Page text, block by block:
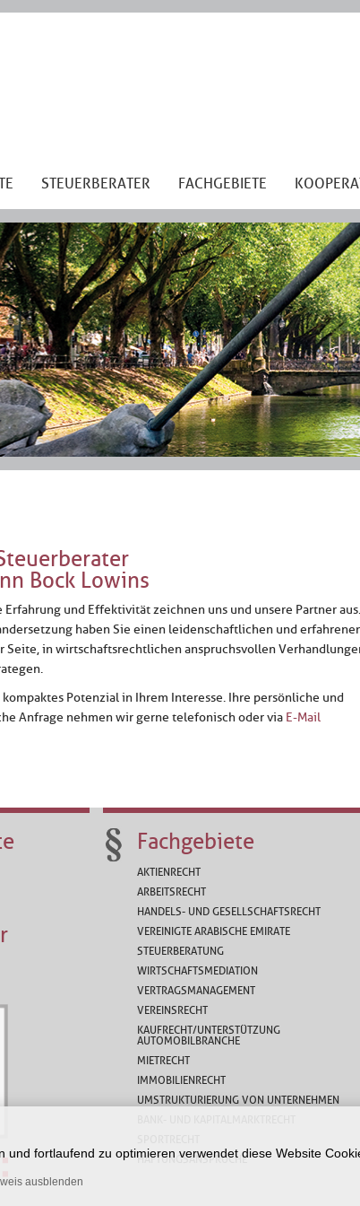
STEUERBERATER FACHGEBIETE
Bock Lowins
Erfahrung und Effektivität zeichnen uns und unsere Partner aus.
haben Sie einen leidenschaftlichen und
Seite, in wirtschaftsrechtlichen anspruchsvollen
Potenzial in Ihrem Interesse. Ihre persönliche und
Anfrage nehmen wir gerne telefonisch oder via E-Mail
Fachgebiete
AKTIENRECHT
ARBEITSRECHT
HANDELS- UND GESELLSCHAFTSRECHT
VEREINIGTE ARABISCHE EMIRATE
STEUERBERATUNG
WIRTSCHAFTSMEDIATION
VERTRAGSMANAGEMENT
VEREINSRECHT
KAUFRECHT/UNTERSTÜTZUNG
AUTOMOBILBRANCHE
MIETRECHT
IMMOBILIENRECHT
UMSTRUKTURIERUNG VON UNTERNEHMEN
HAFTUNGSANSPRÜCHE
fortlaufend zu optimieren verwendet diese Website
ausblenden